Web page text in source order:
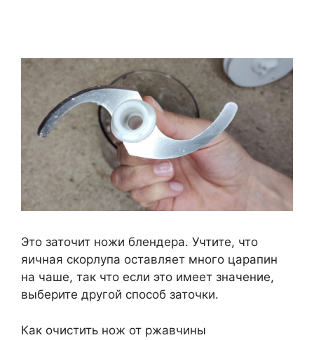
Это заточит ножи блендера. Учтите, что
яичная скорлупа оставляет много царапин
на чаше, так что если это имеет значение,
выберите другой способ заточки.
Как очистить нож от ржавчины